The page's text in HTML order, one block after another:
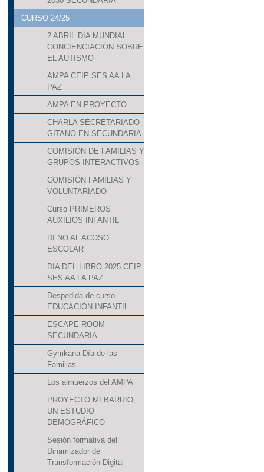
CURSO 24/25
2 ABRIL DÍA MUNDIAL
CONCIENCIACIÓN SOBRE
EL AUTISMO
AMPA CEIP SES AA LA
PAZ
AMPA EN PROYECTO
CHARLA SECRETARIADO
GITANO EN SECUNDARIA
COMISIÓN DE FAMILIAS Y
GRUPOS INTERACTIVOS
COMISIÓN FAMILIAS Y
VOLUNTARIADO
Curso PRIMEROS
AUXILIOS INFANTIL
DI NO AL ACOSO
ESCOLAR
DIA DEL LIBRO 2025 CEIP
SES AA LA PAZ
Despedida de curso
EDUCACIÓN INFANTIL
ESCAPE ROOM
SECUNDARIA
Gymkana Día de las
Familias
Los almuerzos del AMPA
PROYECTO MI BARRIO,
UN ESTUDIO
DEMOGRÁFICO
Sesión formativa del
Dinamizador de
Transformación Digital